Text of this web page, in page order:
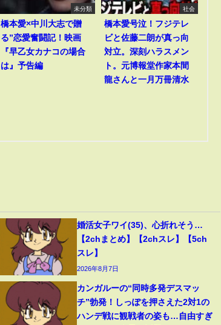
未分類
橋本愛×中川大志で贈
る”恋愛奮闘記！映画
『早乙女カナコの場合
は』予告編
社会
橋本愛号泣！フジテレ
ビと佐藤二朗が真っ向
対立。深刻ハラスメン
ト。元博報堂作家本間
龍さんと一月万冊清水
婚活女子ワイ(35)、心折れそう…
【2chまとめ】【2chスレ】【5ch
スレ】
2026年8月7日
カンガルーの“同時多発デスマッ
チ”勃発！しっぽを押さえた2対1の
ハンデ戦に観戦者の姿も…自由すぎ